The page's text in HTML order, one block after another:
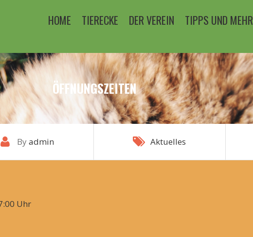
HOME TIERECKE DER VEREIN TIPPS UND MEHR
ÖFFNUNGSZEITEN
Byadmin Aktuelles
Uhr